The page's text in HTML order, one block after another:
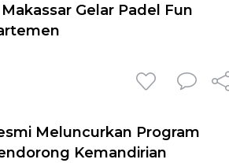
Gelar Padel Fun
Meluncurkan Program
Kemandirian